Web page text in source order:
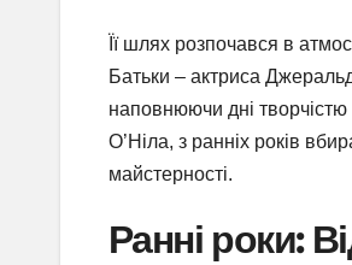
Її шлях розпочався в
Батьки – актриса
наповнюючи дні
О’Ніла, з ранніх років
майстерності.
Ранні роки: